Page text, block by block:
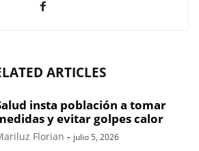
ARTICLES
insta población a tomar
y evitar golpes calor
Florian - julio 5, 2026